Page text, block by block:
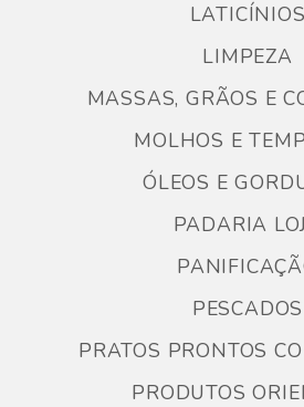
LATICÍNIOS
LIMPEZA
MASSAS, GRÃOS E
MOLHOS E
ÓLEOS E
PADARIA
PESCADOS
PRATOS PRONTOS
PRODUTOS